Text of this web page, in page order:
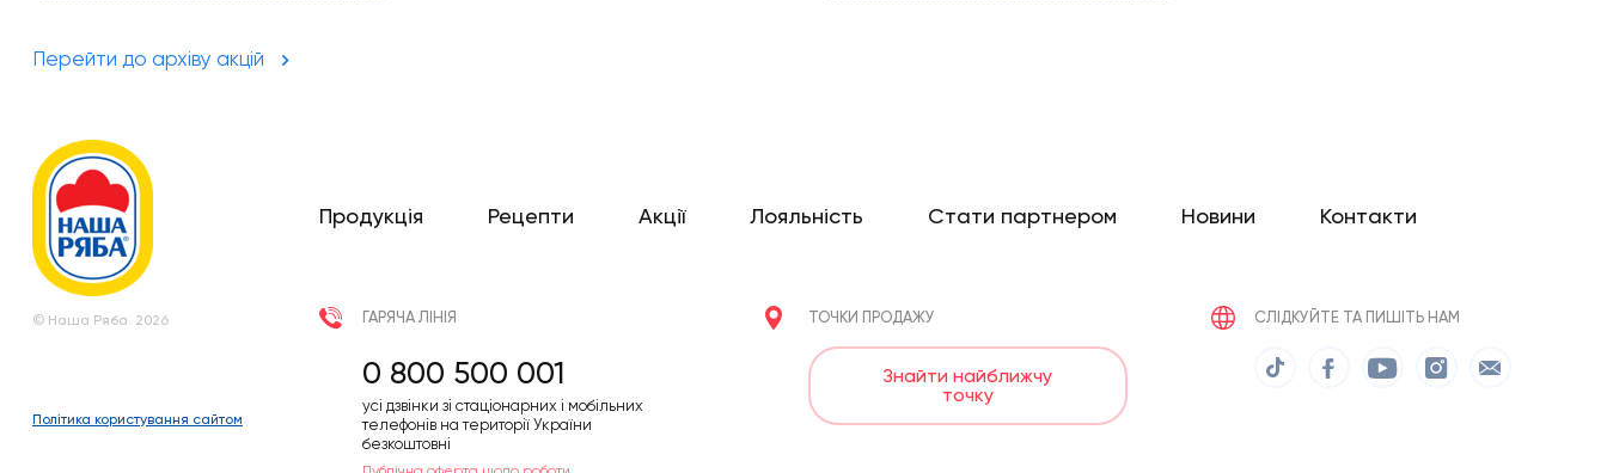
Перейти до архіву акцій
© Наша Ряба. 2026
Політика користування сайтом
Продукція Рецепти Акції Лояльність Стати партнером Новини Контакти
ГАРЯЧА ЛІНІЯ
0 800 500 001
усі дзвінки зі стаціонарних і мобільних
телефонів на території України
безкоштовні
ТОЧКИ ПРОДАЖУ
Знайти найближчу
точку
СЛІДКУЙТЕ ТА ПИШІТЬ НАМ